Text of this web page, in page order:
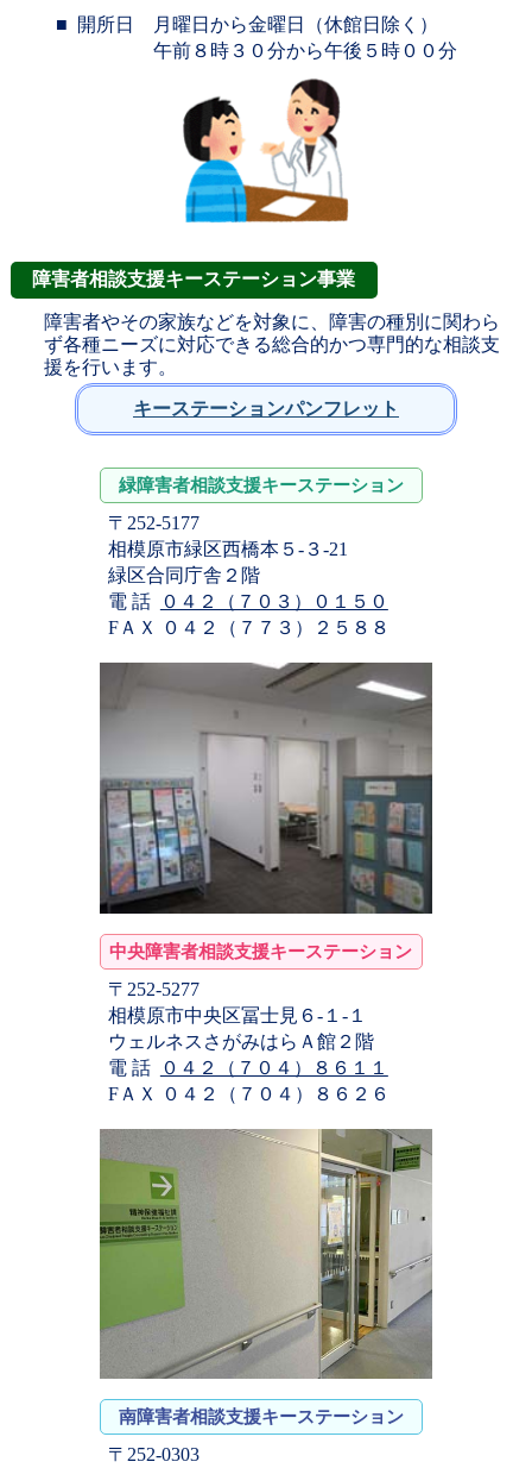
開所日 月曜日から金曜日（休館日除く）
午前８時３０分から午後５時００分
障害者相談支援キーステーション事業
障害者やその家族などを対象に、障害の種別に関わら
ず各種ニーズに対応できる総合的かつ専門的な相談支
援を行います。
キーステーションパンフレット
緑障害者相談支援キーステーション
〒252-5177
相模原市緑区西橋本５-３-21
緑区合同庁舎２階
電 話
０４２（７０３）０１５０
FＡＸ ０４２（７７３）２５８８
中央障害者相談支援キーステーション
〒252-5277
相模原市中央区冨士見６-１-１
ウェルネスさがみはらＡ館２階
電 話
０４２（７０４）８６１１
FＡＸ ０４２（７０４）８６２６
南障害者相談支援キーステーション
〒252-0303